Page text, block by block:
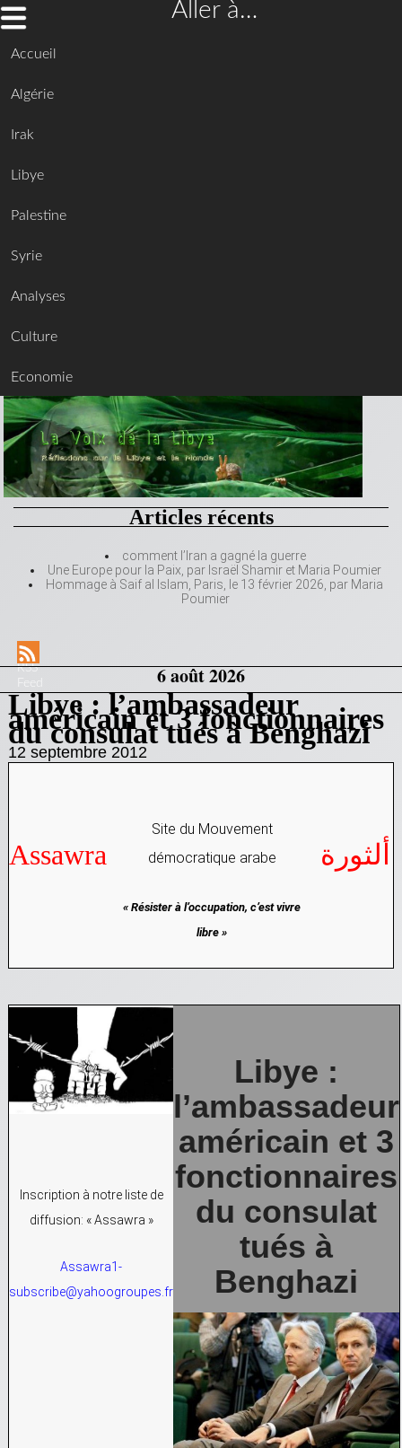
Aller à…
Accueil
Algérie
Irak
Libye
Palestine
Syrie
Analyses
Culture
Economie
Articles récents
comment l’Iran a gagné la guerre
Une Europe pour la Paix, par Israël Shamir et Maria Poumier
Hommage à Saif al Islam, Paris, le 13 février 2026, par Maria
Poumier
RSS
Feed
6 août 2026
Libye : l’ambassadeur
américain et 3 fonctionnaires
du consulat tués à Benghazi
12 septembre 2012
Assawra
Site du Mouvement
démocratique arabe
« Résister à l’occupation, c’est vivre
libre »
ألثورة
Inscription à notre liste de
diffusion: « Assawra »
Assawra1-
subscribe@yahoogroupes.fr
Libye :
l’ambassadeur
américain et 3
fonctionnaires
du consulat
tués à
Benghazi